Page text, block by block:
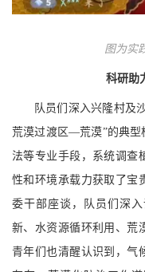
图为实
科研助
队员们深入兴隆村及
荒漠过渡区—荒漠”的典型
法等专业手段，系统调查
性和环境承载力获取了宝
委干部座谈，队员们深
新、水资源循环利用、荒
青年们也清醒认识到，气